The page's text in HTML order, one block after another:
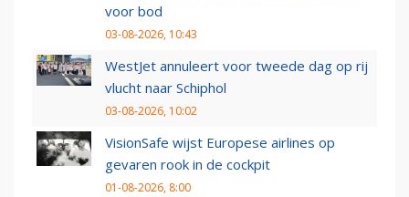
voor bod
03-08-2026, 10:43
WestJet annuleert voor tweede dag op rij
vlucht naar Schiphol
03-08-2026, 10:02
VisionSafe wijst Europese airlines op
gevaren rook in de cockpit
01-08-2026, 8:00